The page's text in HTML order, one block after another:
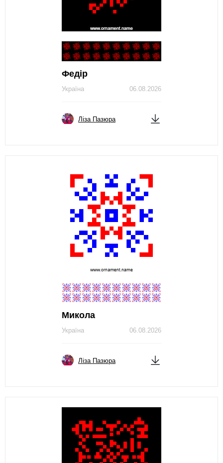
Федір
06.08.2026
Україна
Ліза Пазюра
Микола
06.08.2026
Україна
Ліза Пазюра